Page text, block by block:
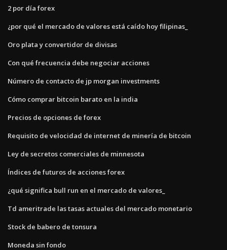
2 por día forex
¿por qué el mercado de valores está caído hoy filipinas_
Oro plata y convertidor de divisas
Con qué frecuencia debe negociar acciones
Número de contacto de jp morgan investments
Cómo comprar bitcoin barato en la india
Precios de opciones de forex
Requisito de velocidad de internet de minería de bitcoin
Ley de secretos comerciales de minnesota
Índices de futuros de acciones forex
¿qué significa bull run en el mercado de valores_
Td ameritrade las tasas actuales del mercado monetario
Stock de babero de tonsura
Moneda sin fondo